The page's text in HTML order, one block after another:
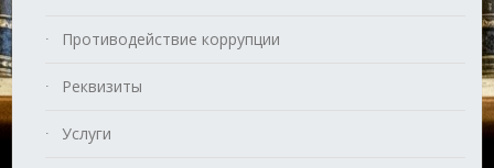
Противодействие коррупции
Реквизиты
Услуги